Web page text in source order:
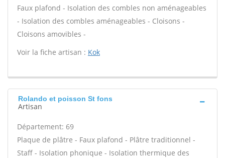
Faux plafond - Isolation des combles non aménageables
- Isolation des combles aménageables - Cloisons -
Cloisons amovibles -
Voir la fiche artisan : Kok
Rolando et poisson St fons
Artisan
Département: 69
Plaque de plâtre - Faux plafond - Plâtre traditionnel -
Staff - Isolation phonique - Isolation thermique des